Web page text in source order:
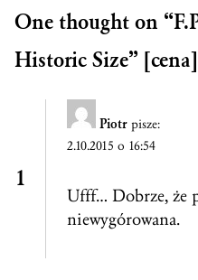
One thought on “
Historic Size” [cena]
Piotr pisze:
2.10.2015 o 16:54
Ufff… Dobrze, że
niewygórowana.